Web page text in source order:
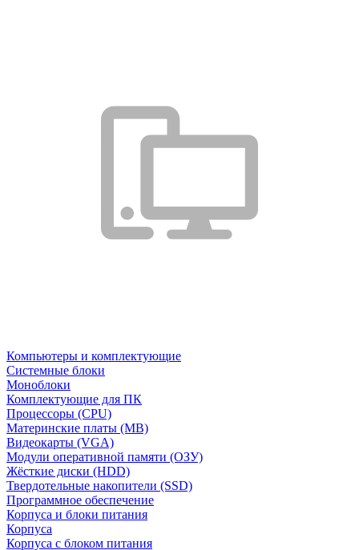
Компьютеры и комплектующие
Системные блоки
Моноблоки
Комплектующие для ПК
Процессоры (CPU)
Материнские платы (MB)
Видеокарты (VGA)
Модули оперативной памяти (ОЗУ)
Жёсткие диски (HDD)
Твердотельные накопители (SSD)
Программное обеспечение
Корпуса и блоки питания
Корпуса
Корпуса с блоком питания